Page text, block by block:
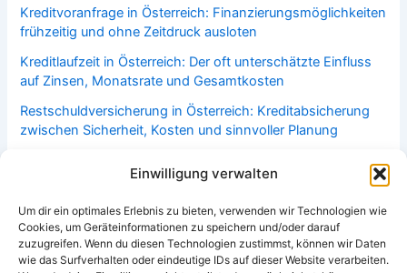
Einwilligung verwalten
Um dir ein optimales Erlebnis zu bieten, verwenden wir Technologien wie
Cookies, um Geräteinformationen zu speichern und/oder darauf
zuzugreifen. Wenn du diesen Technologien zustimmst, können wir Daten
wie das Surfverhalten oder eindeutige IDs auf dieser Website verarbeiten.
Kreditvoranfrage in Österreich: Finanzierungsmöglichkeiten
frühzeitig und ohne Zeitdruck ausloten
Kreditlaufzeit in Österreich: Der oft unterschätzte Einfluss
auf Zinsen, Monatsrate und Gesamtkosten
Restschuldversicherung in Österreich: Kreditabsicherung
zwischen Sicherheit, Kosten und sinnvoller Planung
Kreditwürdigkeit und Finanzierungsmöglichkeiten
Haushaltsversicherung in Österreich: Welche Leistungen im
Alltag häufig überschätzt oder unterschätzt werden